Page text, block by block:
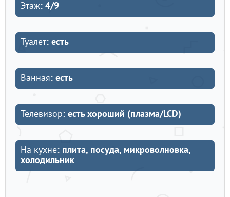
Этаж: 4/9
Туалет: есть
Ванная: есть
Телевизор: есть хороший (плазма/LCD)
На кухне: плита, посуда, микроволновка,
холодильник